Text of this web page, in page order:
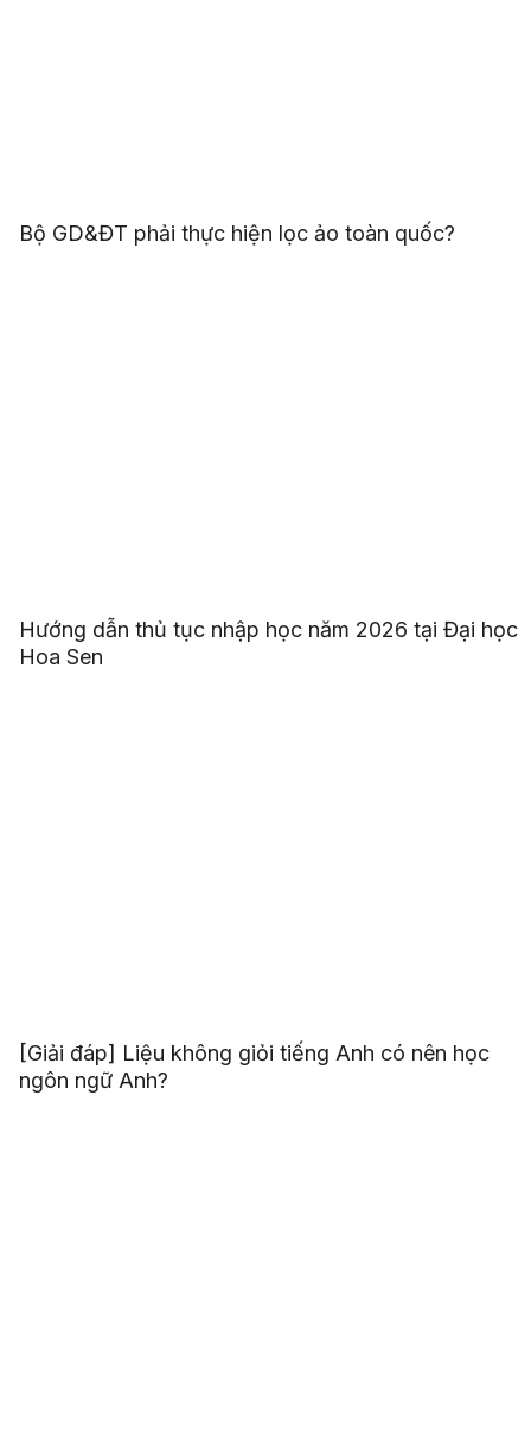
Bộ GD&ĐT phải thực hiện lọc ảo toàn quốc?
Hướng dẫn thủ tục nhập học năm 2026 tại Đại học
Hoa Sen
[Giải đáp] Liệu không giỏi tiếng Anh có nên học
ngôn ngữ Anh?